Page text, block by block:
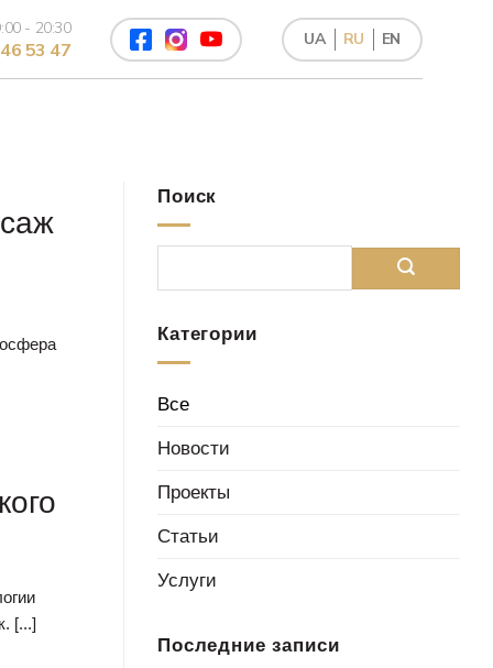
- 20:30
53 47 UA RU EN
Лазерный лифтинг NIR
Ручной антицеллюлитный массаж
Филлеры для губ
Пересадка волос FUE
[...]
Поиск
Категории
Все
Новости
Проекты
Статьи
Услуги
Последние записи